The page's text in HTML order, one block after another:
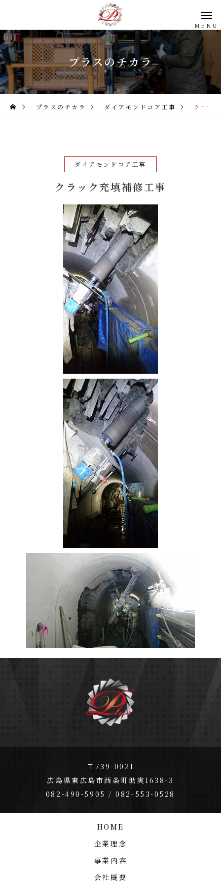
プラスのチカラ
プラスのチカラ ダイアモンドコア工事 クラック充填補修工事
ダイアモンドコア工事
クラック充填補修工事
〒739-0021
広島県東広島市西条町助実1638-3
082-490-5905 / 082-553-0528
HOME
企業理念
事業内容
会社概要